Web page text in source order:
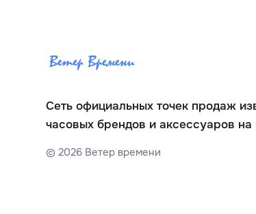
Сеть официальных точек продаж
часовых брендов и аксессуаров
©2026 Ветер времени